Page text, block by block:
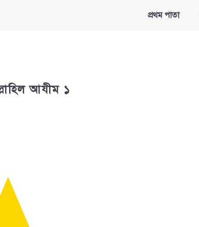
প্রথম পাতা
আযীম ১